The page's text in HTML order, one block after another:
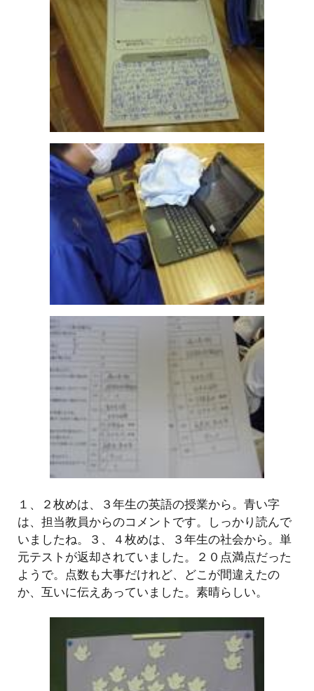
１、２枚めは、３年生の英語の授業から。青い字
は、担当教員からのコメントです。しっかり読んで
いましたね。３、４枚めは、３年生の社会から。単
元テストが返却されていました。２０点満点だった
ようで。点数も大事だけれど、どこが間違えたの
か、互いに伝えあっていました。素晴らしい。